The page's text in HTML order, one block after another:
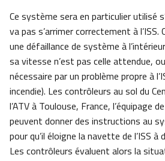
Ce système sera en particulier utilisé
va pas s’arrimer correctement à
une défaillance de système à
sa vitesse n’est pas celle attendue,
nécessaire par un problème propre à
incendie). Les contrôleurs au sol du
l’ATV à Toulouse, France, l’équipage
peuvent donner des instructions au
pour qu’il éloigne la navette de l’ISS
Les contrôleurs évaluent alors la